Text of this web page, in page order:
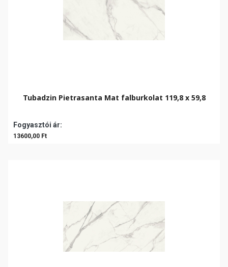
Tubadzin Pietrasanta Mat falburkolat 119,8 x 59,8
Fogyasztói ár:
13600,00 Ft